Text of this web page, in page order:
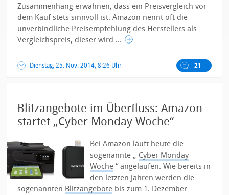
Zusammenhang erwähnen, dass ein Preisvergleich vor
dem Kauf stets sinnvoll ist. Amazon nennt oft die
unverbindliche Preisempfehlung des Herstellers als
Vergleichspreis, dieser wird ...
Dienstag, 25. Nov. 2014, 8:26 Uhr 21
Blitzangebote im Überfluss: Amazon
startet „Cyber Monday Woche“
Bei Amazon läuft heute die
sogenannte „ Cyber Monday
Woche “ angelaufen. Wie bereits in
den letzten Jahren werden die
sogenannten Blitzangebote bis zum 1. Dezember